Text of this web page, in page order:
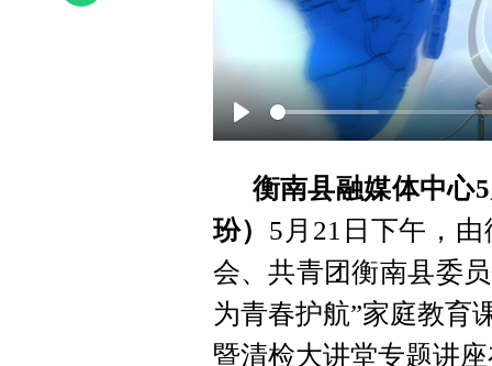
Play
衡南县融媒体中心
玢） 5月21日下午，
会、共青团衡南县委
为青春护航”家庭教育
暨清检大讲堂专题讲